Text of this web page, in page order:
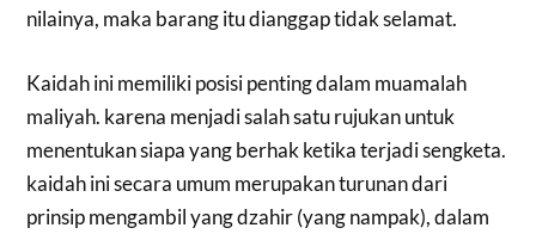
nilainya, maka barang itu dianggap tidak selamat.
Kaidah ini memiliki posisi penting dalam muamalah
maliyah. karena menjadi salah satu rujukan untuk
menentukan siapa yang berhak ketika terjadi sengketa.
kaidah ini secara umum merupakan turunan dari
prinsip mengambil yang dzahir (yang nampak), dalam